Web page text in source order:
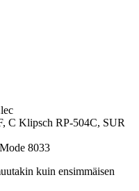
C Klipsch RP-504C, SUR
8033
kuin ensimmäisen